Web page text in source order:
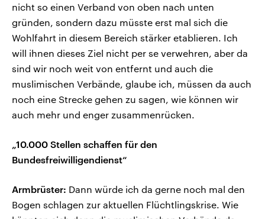
nicht so einen Verband von oben nach unten
gründen, sondern dazu müsste erst mal sich die
Wohlfahrt in diesem Bereich stärker etablieren. Ich
will ihnen dieses Ziel nicht per se verwehren, aber da
sind wir noch weit von entfernt und auch die
muslimischen Verbände, glaube ich, müssen da auch
noch eine Strecke gehen zu sagen, wie können wir
auch mehr und enger zusammenrücken.
„10.000 Stellen schaffen für den
Bundesfreiwilligendienst“
Armbrüster: Dann würde ich da gerne noch mal den
Bogen schlagen zur aktuellen Flüchtlingskrise. Wie